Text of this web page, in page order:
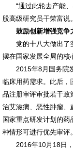
“通过此轮去产能、
股高级研究员干荣富说。
鼓励创新增强竞争
党的十八大做出了实
摆在国家发展全局的核
2015年8月国务院发
临床用药需求。此后，
品注册审评审批若干政
治艾滋病、恶性肿瘤、
国家重点研发计划的
种情形可进行优先审评。
2016年10月18日，